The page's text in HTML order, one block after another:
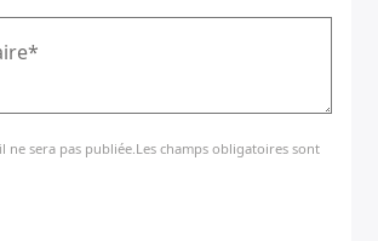
ne sera pas publiée.Les champs obligatoires sont